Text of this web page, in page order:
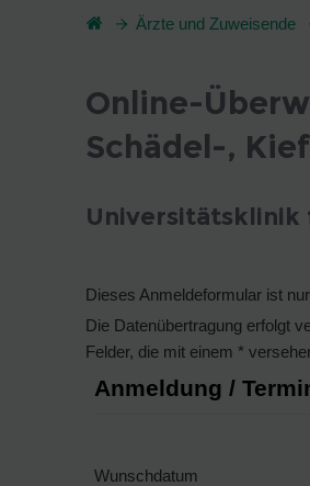
Ärzte und Zuweisende
Online-
Schädel-,
Universitätsklinik
Dieses Anmeldeformular ist
Die Datenübertragung erfolgt
Felder, die mit einem *
Anmeldung /
Wunschdatum